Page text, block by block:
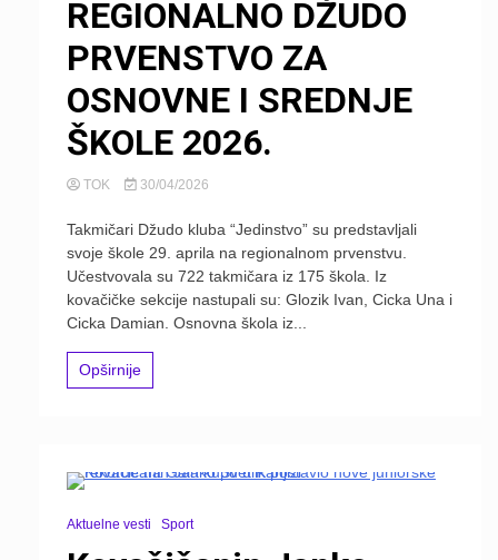
REGIONALNO DŽUDO
PRVENSTVO ZA
OSNOVNE I SREDNJE
ŠKOLE 2026.
TOK 30/04/2026
Takmičari Džudo kluba “Jedinstvo” su predstavljali
svoje škole 29. aprila na regionalnom prvenstvu.
Učestvovala su 722 takmičara iz 175 škola. Iz
kovačičke sekcije nastupali su: Glozik Ivan, Cicka Una i
Cicka Damian. Osnovna škola iz...
Opširnije
Aktuelne vesti Sport